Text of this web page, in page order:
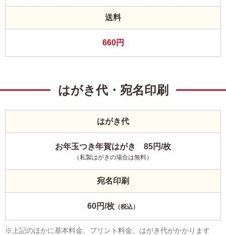
送料
660円
はがき代・宛名印刷
はがき代
お年玉つき年賀はがき 85円/枚
（私製はがきの場合は無料）
宛名印刷
60円/枚 （税込）
上記のほかに基本料金、プリント料金、はがき代がかかります